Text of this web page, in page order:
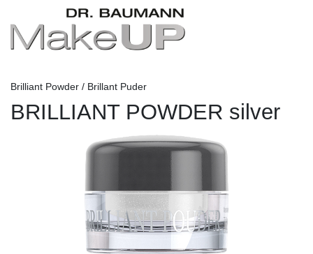
Brilliant Powder / Brillant Puder
BRILLIANT POWDER silver